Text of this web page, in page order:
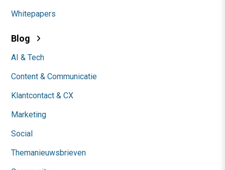
Whitepapers
Blog
AI & Tech
Content & Communicatie
Klantcontact & CX
Marketing
Social
Themanieuwsbrieven